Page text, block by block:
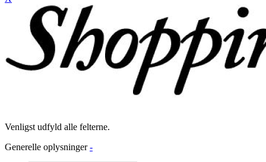
Venligst udfyld alle felterne.
Generelle oplysninger -